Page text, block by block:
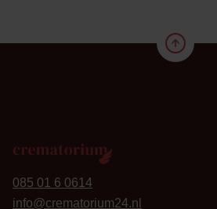
085 01 6 0614
info@crematorium24.nl